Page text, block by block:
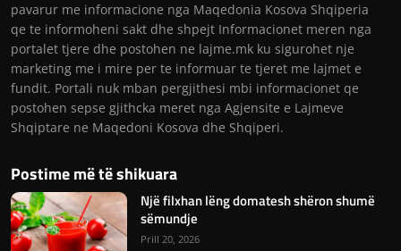
pavarur me informacione nga Maqedonia Kosova Shqiperia
qe te informoheni sakt dhe shpejt Informacionet meren nga
portalet tjere dhe postohen ne lajme.mk ku sigurohet nje
marketing me i mire per te informuar te tjeret me lajmet e
fundit. Portali nuk mban pergjithesi mbi informacionet qe
postohen sepse gjithcka meret nga Agjensite e Lajmeve
Shqiptare ne Maqedoni Kosova dhe Shqiperi.
Postime më të shikuara
Një filxhan lëng domatesh shëron shumë
sëmundje
Prill 20, 2026